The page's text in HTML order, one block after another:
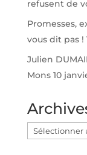
refusent de
Promesses,
vous dit pas !
Julien
Mons 10
Archives